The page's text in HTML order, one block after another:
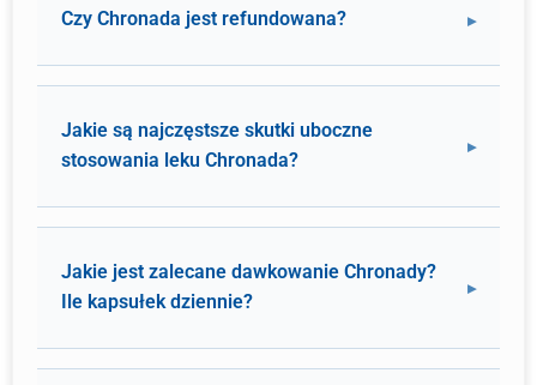
Czy Chronada jest refundowana?
Jakie są najczęstsze skutki uboczne
stosowania leku Chronada?
Jakie jest zalecane dawkowanie Chronady?
Ile kapsułek dziennie?